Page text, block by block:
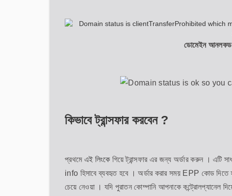
ডোমেইন
কিভাবে ট্রান্সফার করবেন ?
প্রথমে এই লিংকে গিয়ে ট্রান্সফার এর জন্য অর্ডার করুন । এটি
info হিসাবে ব্যবহৃত হবে । অর্ডার করার সময় EPP কোড দিতে
চেয়ে নেওয়া । যদি পুরাতন কোম্পানি আপনাকে কন্ট্রোলপ্যানেল